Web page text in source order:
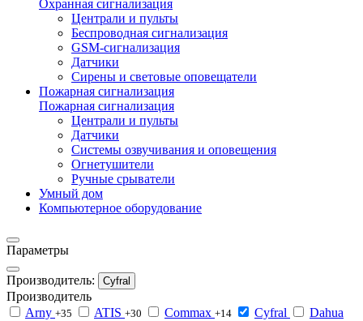
Охранная сигнализация
Централи и пульты
Беспроводная сигнализация
GSM-сигнализация
Датчики
Сирены и световые оповещатели
Пожарная сигнализация
Пожарная сигнализация
Централи и пульты
Датчики
Системы озвучивания и оповещения
Огнетушители
Ручные срыватели
Умный дом
Компьютерное оборудование
Параметры
Производитель: Cyfral
Производитель
Arny +35 ATIS +30 Commax +14 Cyfral Dahua